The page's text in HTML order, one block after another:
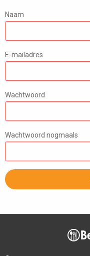
Naam
E-mailadres
Wachtwoord
Wachtwoord nogmaals